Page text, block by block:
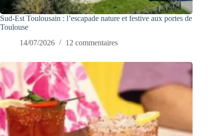
Sud-Est Toulousain : l’escapade nature et festive aux portes de
Toulouse
14/07/2026
12 commentaires